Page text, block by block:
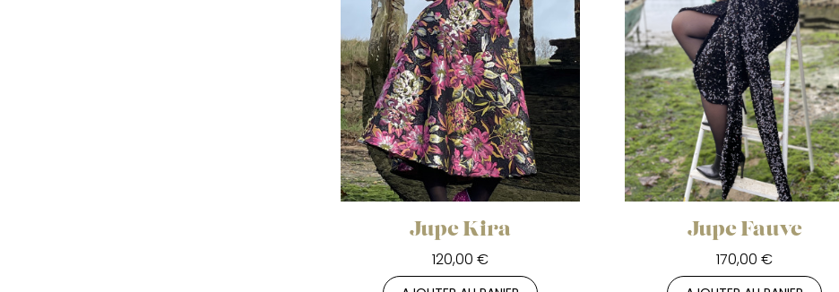
Jupe Kira
120,00 €
Jupe Fauve
170,00 €